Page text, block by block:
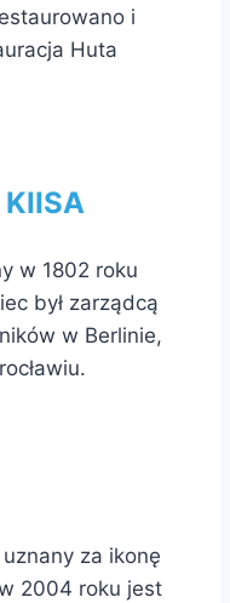
i
Huta
w 1802 roku
był zarządcą
w Berlinie,
za ikonę
2004 roku jest